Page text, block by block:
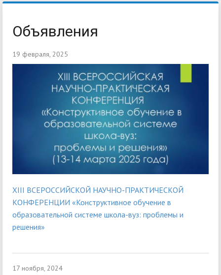
Объявления
19 февраля, 2025
XIII ВСЕРОССИЙСКОЙ НАУЧНО-ПРАКТИЧЕСКОЙ
КОНФЕРЕНЦИИ «Конструктивное обучение в
образовательной системе школа-вуз: проблемы и
решения»
17 ноября, 2024